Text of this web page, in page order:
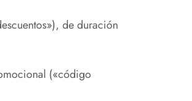
de duración
(«código